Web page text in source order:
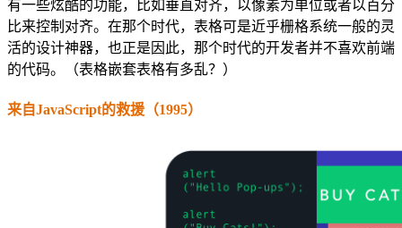
有一些炫酷的功能，比如垂直对齐，以像素为单位或者以百分
比来控制对齐。在那个时代，表格可是近乎栅格系统一般的灵
活的设计神器，也正是因此，那个时代的开发者并不喜欢前端
的代码。（表格嵌套表格有多乱？）
来自JavaScript的救援（1995）